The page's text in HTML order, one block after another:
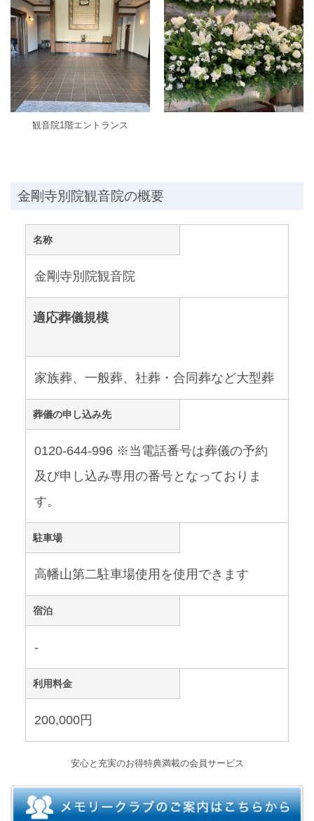
観音院1階エントランス
金剛寺別院観音院の概要
名称
金剛寺別院観音院
適応葬儀規模
家族葬、一般葬、社葬・合同葬など大型葬
葬儀の申し込み先
0120-644-996 ※当電話番号は葬儀の予約
及び申し込み専用の番号となっておりま
す。
駐車場
高幡山第二駐車場使用を使用できます
宿泊
-
利用料金
200,000円
安心と充実のお得特典満載の会員サービス